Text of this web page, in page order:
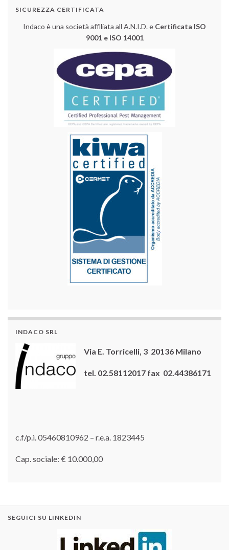
SICUREZZA CERTIFICATA
Indaco è una società affiliata all A.N.I.D. e Certificata ISO
9001 e ISO 14001
INDACO SRL
Via E. Torricelli, 3 20136 Milano
tel. 02.58112017 fax 02.44386171
c.f/p.i. 05460810962 – r.e.a. 1823445
Cap. sociale: € 10.000,00
SEGUICI SU LINKEDIN